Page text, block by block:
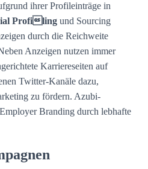
ihrer Profileinträge in
Profiling und Sourcing
durch die Reichweite
Anzeigen nutzen immer
Karriereseiten auf
Twitter-Kanäle dazu,
zu fördern. Azubi-
Branding durch lebhafte